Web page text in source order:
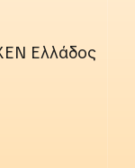
Ελλάδος